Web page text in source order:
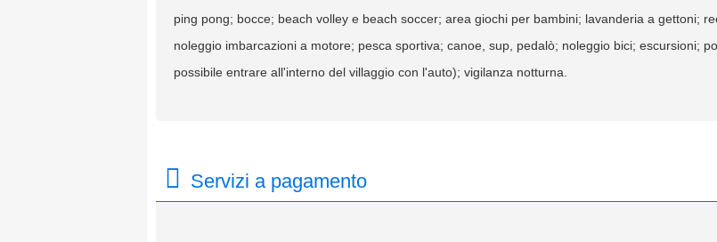
ping pong; bocce; beach volley e beach soccer; area giochi per bambini; lavanderia a gettoni;
noleggio imbarcazioni a motore; pesca sportiva; canoe, sup, pedalò; noleggio bici; escursioni;
possibile entrare all'interno del villaggio con l'auto); vigilanza notturna.
Servizi a pagamento